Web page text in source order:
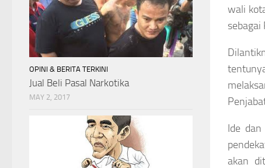
wali
Ide
akan
OPINI & BERITA TERKINI
Jual Beli Pasal Narkotika
MAY 2, 2017